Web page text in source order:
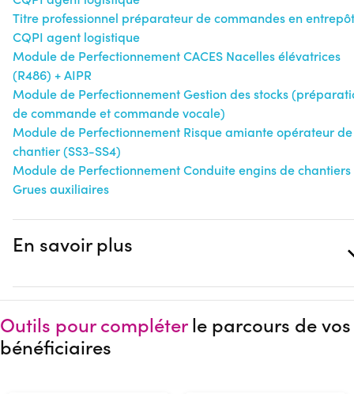
Titre professionnel préparateur de commandes en entrepôt
CQPI agent logistique
Module de Perfectionnement CACES Nacelles élévatrices
(R486) + AIPR
Module de Perfectionnement Gestion des stocks
de commande et commande vocale)
Module de Perfectionnement Risque amiante opérateur de
chantier (SS3-SS4)
Module de Perfectionnement Conduite engins de chantiers
Grues auxiliaires
En savoir plus
Outils pour compléterle parcours de vos
bénéficiaires